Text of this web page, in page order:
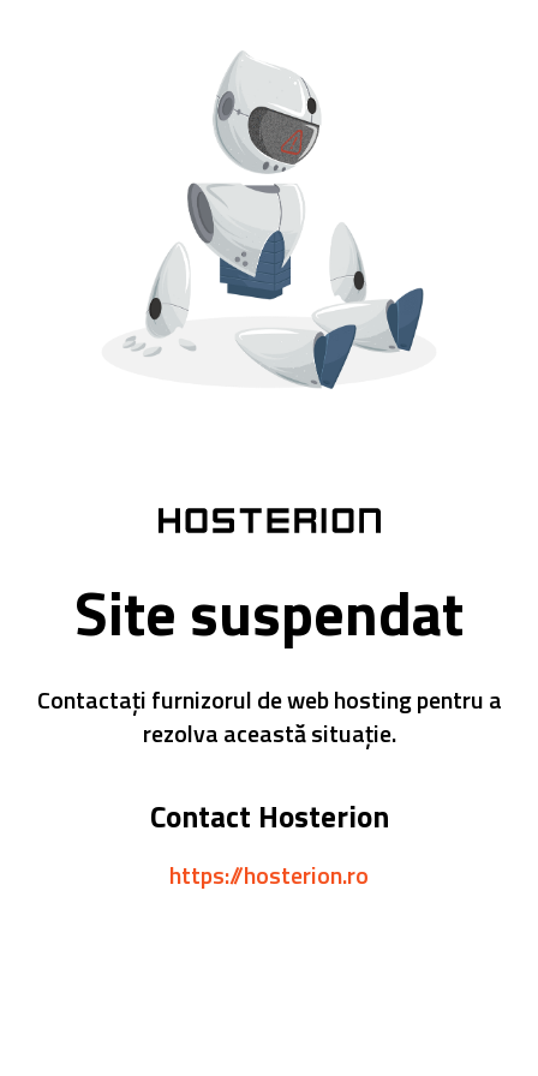
Site suspendat
Contactați furnizorul de web hosting pentru a
rezolva această situație.
Contact Hosterion
https://hosterion.ro